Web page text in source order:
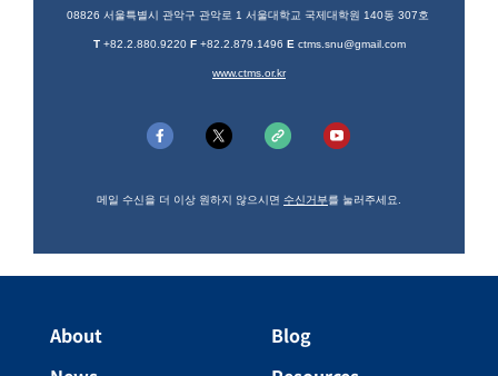
08826 서울특별시 관악구 관악로 1 서울대학교 국제대학원 140동 307호
T+82.2.880.9220 F+82.2.879.1496 E ctms.snu@gmail.com
www.ctms.or.kr
메일 수신을 더 이상 원하지 않으시면 수신거부를 눌러주세요.
About
Blog